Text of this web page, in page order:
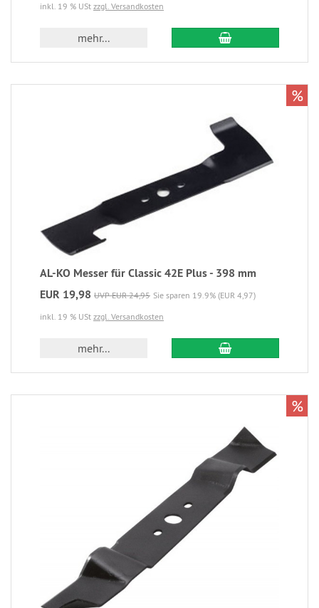
inkl. 19 % USt zzgl. Versandkosten
mehr...
AL-KO Messer für Classic 42E Plus - 398 mm
EUR 19,98 UVP EUR 24,95 Sie sparen 19.9% (EUR 4,97)
inkl. 19 % USt zzgl. Versandkosten
mehr...
%
%